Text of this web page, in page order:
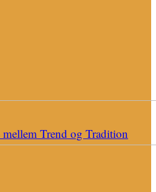
Trend og Tradition